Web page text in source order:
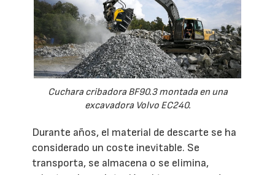
Cuchara cribadora BF90.3 montada en una
excavadora Volvo EC240.
Durante años, el material de descarte se ha
considerado un coste inevitable. Se
transporta, se almacena o se elimina,